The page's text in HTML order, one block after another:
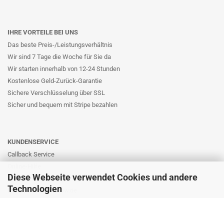
Diese Webseite verwendet Cookies und andere
Technologien
IHRE VORTEILE BEI UNS
Das beste Preis-/Leistungsverhältnis
Wir sind 7 Tage die Woche für Sie da
Wir starten innerhalb von 12-24 Stunden
Kostenlose Geld-Zurück-Garantie
Sichere Verschlüsselung über SSL
Sicher und bequem mit Stripe bezahlen
KUNDENSERVICE
Callback Service
Kontaktformular
E-Mail: info@likernow.de